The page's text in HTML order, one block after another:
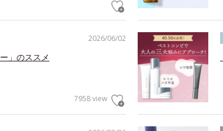
2026/06/02
」のススメ
7958 view